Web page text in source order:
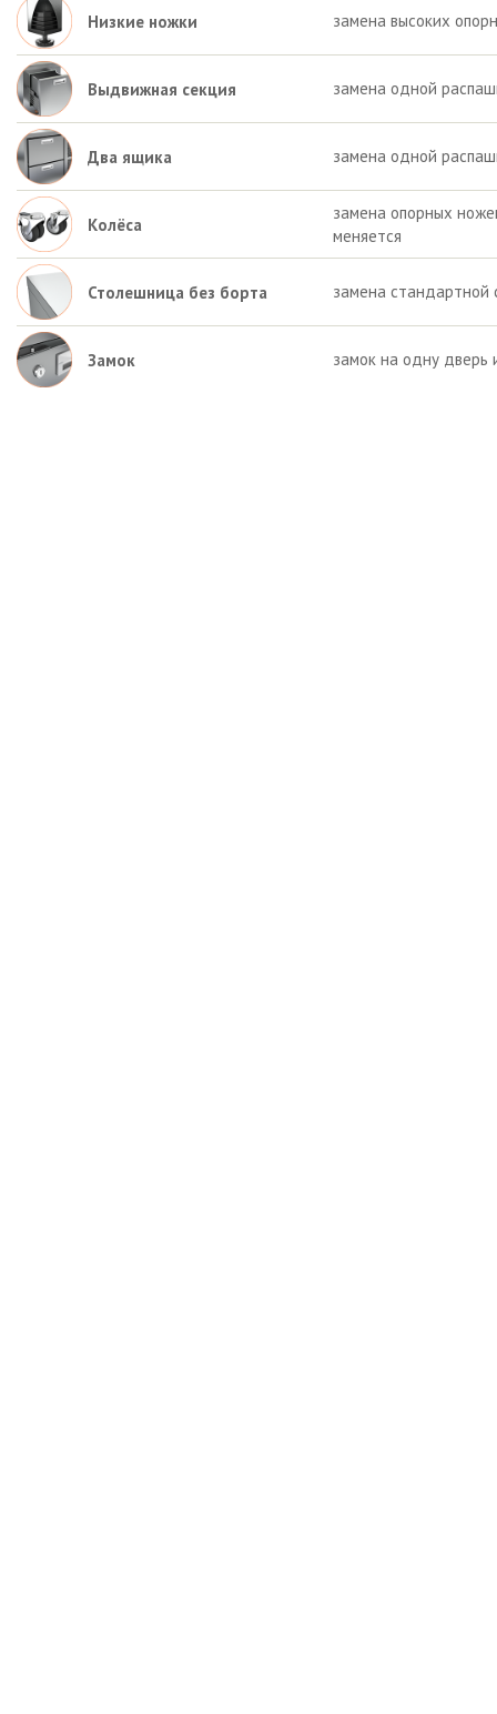
Низкие ножки замена высоких
Выдвижная секция замена одной
Два ящика замена одной
Колёса
замена опорных
меняется
Столешница без борта замена стандартной
Замок замок на одну дверь